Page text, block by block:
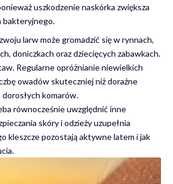
uszkodzenie naskórka zwiększa
bakteryjnego.
larw może gromadzić się w rynnach,
doniczkach oraz dziecięcych zabawkach.
Regularne opróżnianie niewielkich
owadów skuteczniej niż doraźne
komarów.
równocześnie uwzględnić inne
skóry i odzieży uzupełnia
kleszcze pozostają aktywne latem i jak
.